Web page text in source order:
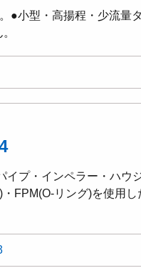
●小型・高揚程・少流量
プ・インペラー・ハウ
FPM(O-リング)を使用し